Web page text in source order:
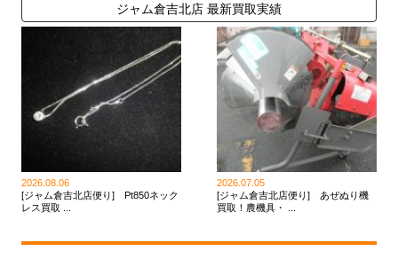
ジャム倉吉北店 最新買取実績
2026.08.06
[ジャム倉吉北店便り] Pt850ネック
レス買取 ...
2026.07.05
[ジャム倉吉北店便り] あぜぬり機
買取！農機具・ ...